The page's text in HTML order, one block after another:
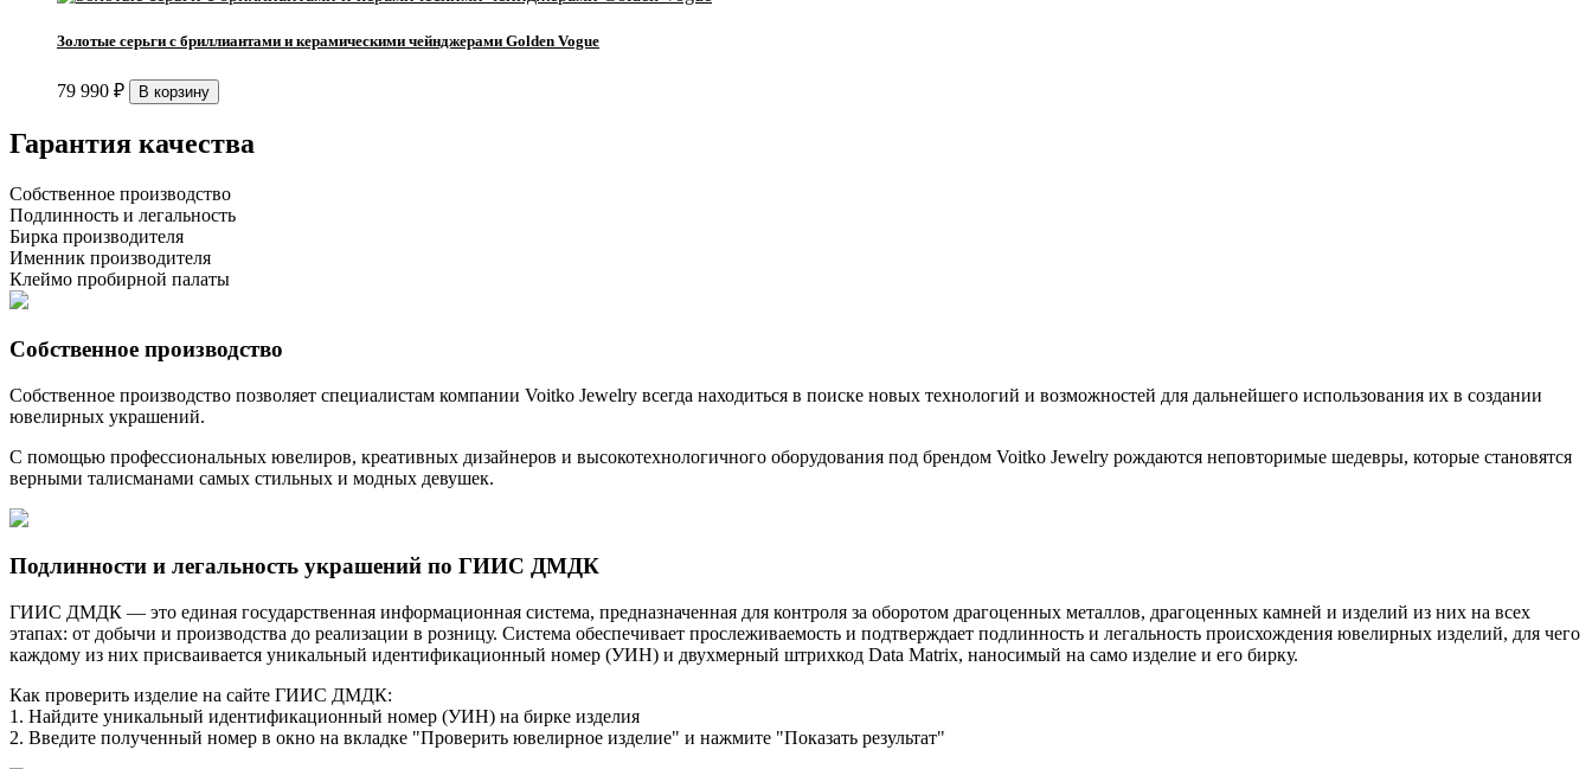
Золотые серьги с бриллиантами и керамическими чейнджерами Golden Vogue
79 990 ₽
Гарантия качества
Собственное производство
Подлинность и легальность
Бирка производителя
Именник производителя
Клеймо пробирной палаты
Собственное производство
Собственное производство позволяет специалистам компании Voitko Jewelry всегда находиться в поиске новых технологий и возможностей для дальнейшего использования их в создании
ювелирных украшений.
С помощью профессиональных ювелиров, креативных дизайнеров и высокотехнологичного оборудования под брендом Voitko Jewelry рождаются неповторимые шедевры, которые становятся
верными талисманами самых стильных и модных девушек.
Подлинности и легальность украшений по ГИИС ДМДК
ГИИС ДМДК — это единая государственная информационная система, предназначенная для контроля за оборотом драгоценных металлов, драгоценных камней и изделий из них на всех
этапах: от добычи и производства до реализации в розницу. Система обеспечивает прослеживаемость и подтверждает подлинность и легальность происхождения ювелирных изделий, для чего
каждому из них присваивается уникальный идентификационный номер (УИН) и двухмерный штрихкод Data Matrix, наносимый на само изделие и его бирку.
Как проверить изделие на сайте ГИИС ДМДК:
1. Найдите уникальный идентификационный номер (УИН) на бирке изделия
2. Введите полученный номер в окно на вкладке "Проверить ювелирное изделие" и нажмите "Показать результат"